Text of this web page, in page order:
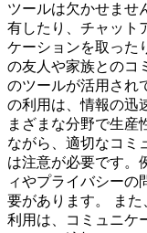
ツールは欠かせませ
有したり、チャット
ケーションを取った
の友人や家族とのコ
のツールが活用され
の利用は、情報の迅
まざまな分野で生産
ながら、適切なコミ
は注意が必要です。
ィやプライバシーの
要があります。 ま
利用は、コミュニケ